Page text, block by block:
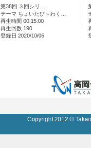
第38回 ３回シリ…
テーマ ちょいたび～わく…
再生時間 00:15:00
再生回数 190
登録日 2020/10/05
Copyright 2012 ©